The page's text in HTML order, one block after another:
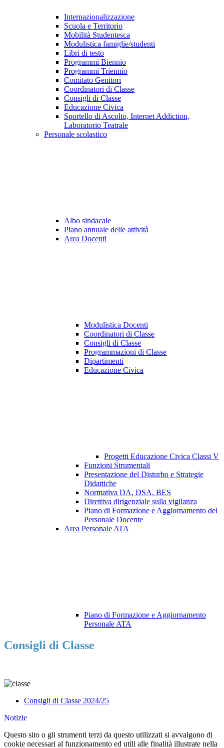
Internazionalizzazione
Scuola e Territorio
Mobilità Studentesca
Modulistica famiglie/studenti
Libri di testo
Programmi Biennio
Programmi Triennio
Comitato Genitori
Coordinatori di Classe
Consigli di Classe
Educazione Civica
Sportello di Ascolto, Internet Addiction,
Laboratorio Teatrale
Personale scolastico
Albo sindacale
Piano annuale delle attività
Area Docenti
Modulistica Docenti
Coordinatori di Classe
Consigli di Classe
Programmazioni di Classe
Dipartimenti
Educazione Civica
Progetti Educazione Civica Classi V
Funzioni Strumentali
Presentazione del Disturbo e Strategie
Didattiche
Normativa DA, DSA, BES
Direttiva dirigenziale sulla vigilanza
Piano di Formazione e Aggiornamento del
Personale Docente
Area Personale ATA
Piano di Formazione e Aggiornamento
Personale ATA
Consigli di Classe
Consigli di Classe 2024/25
Notizie
Questo sito o gli strumenti terzi da questo utilizzati si avvalgono di
cookie necessari al funzionamento ed utili alle finalità illustrate nella